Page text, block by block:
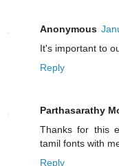
Anonymous
It's important to
Reply
Parthasarathy
Thanks for this
tamil fonts with
Reply